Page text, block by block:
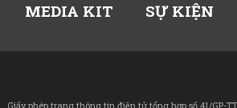
MEDIA KIT SỰ KIỆN
Giấy phép trang thông tin điện tử tổng hợp số 41/GP-